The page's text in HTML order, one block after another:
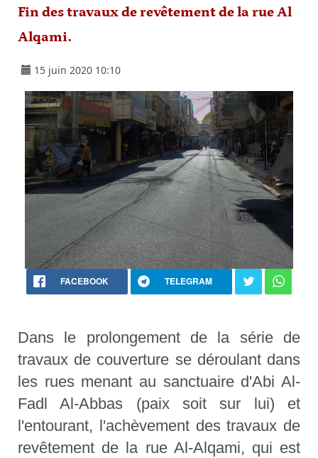
Fin des travaux de revêtement de la rue Al
Alqami.
15 juin 2020 10:10
FACEBOOK TELEGRAM
Dans le prolongement de la série de
travaux de couverture se déroulant dans
les rues menant au sanctuaire d'Abi Al-
Fadl Al-Abbas (paix soit sur lui) et
l'entourant, l'achèvement des travaux de
revêtement de la rue Al-Alqami, qui est